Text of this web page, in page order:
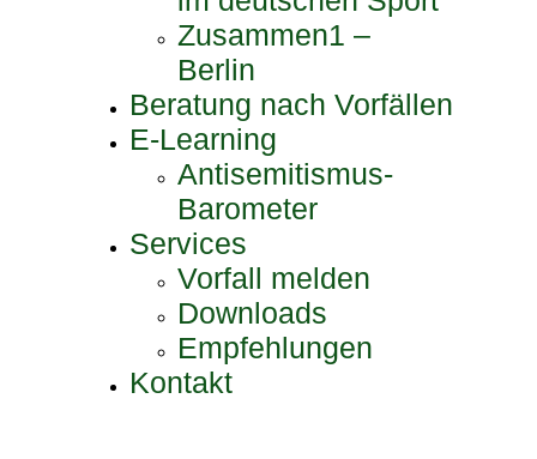
Zusammen1 –
Berlin
Beratung nach Vorfällen
E-Learning
Antisemitismus-
Barometer
Services
Vorfall melden
Downloads
Empfehlungen
Kontakt